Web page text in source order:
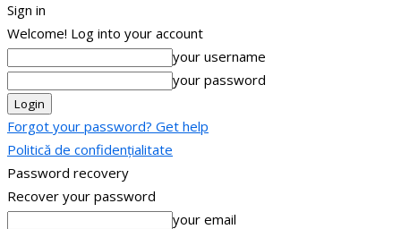
Sign in
Welcome! Log into your account
your username
your password
Forgot your password? Get help
Politică de confidențialitate
Password recovery
Recover your password
your email